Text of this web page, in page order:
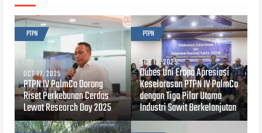
PTPN
OCT 17, 2025
PTPN IV PalmCo Dorong
Riset Perkebunan Cerdas
Lewat Research Day 2025
PTPN
OCT 13, 2025
Dubes Uni Eropa Apresiasi
Keselarasan PTPN IV PalmCo
dengan Tiga Pilar Utama
Industri Sawit Berkelanjutan